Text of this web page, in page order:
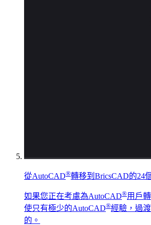
從AutoCAD®轉移到BricsCAD的24
如果您正在考慮為AutoCAD®用戶
使只有極少的AutoCAD®經驗，過
的。